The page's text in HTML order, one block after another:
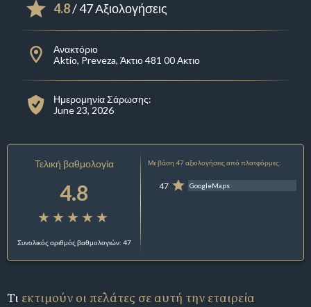
4.8/ 47 Αξιολογήσεις
Ανακτόριο
Aktio, Preveza, Άκτιο 481 00 Ακτιο
Ημερομηνία Σάρωσης:
June 23, 2026
Τελική βαθμολογία
4.8
Συνολικός αριθμός βαθμολογιών: 47
Με βάση 47 αξιολογήσεις από πλατφόρμες:
47 GoogleMaps
Τι εκτιμούν οι πελάτες σε αυτή την εταιρεία